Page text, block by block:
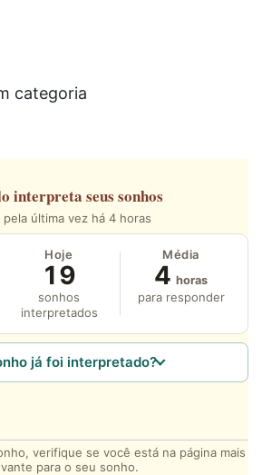
categoria
interpreta seus sonhos
última vez há 4 horas
Hoje
19
sonhos
interpretados
Média
4 horas
para responder
já foi interpretado?
verifique se você está na página mais
para o seu sonho.